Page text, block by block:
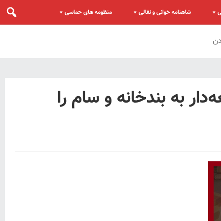
شاهنامه خوانی و نقالی منظومه های حماسی
به بندخانه و سام را